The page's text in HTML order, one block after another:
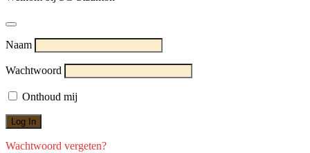
Naam
Wachtwoord
Onthoud mij
Wachtwoord vergeten?